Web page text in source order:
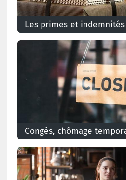
Les primes et
Congés, chômage